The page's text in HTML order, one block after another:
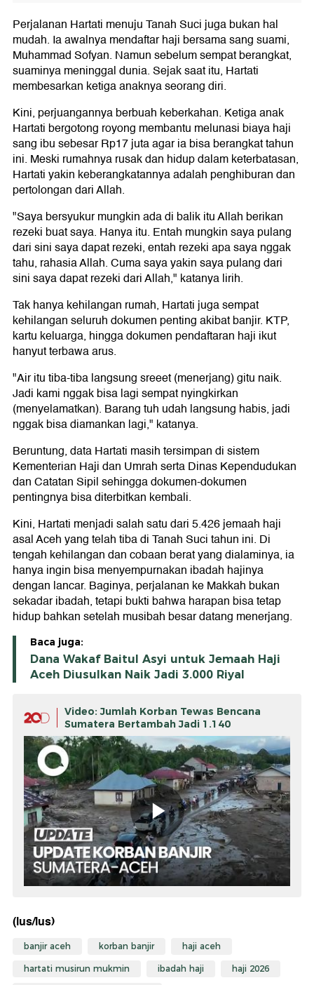
Perjalanan Hartati menuju Tanah Suci juga bukan hal
mudah. Ia awalnya mendaftar haji bersama sang suami,
Muhammad Sofyan. Namun sebelum sempat berangkat,
suaminya meninggal dunia. Sejak saat itu, Hartati
membesarkan ketiga anaknya seorang diri.
Kini, perjuangannya berbuah keberkahan. Ketiga anak
Hartati bergotong royong membantu melunasi biaya haji
sang ibu sebesar Rp17 juta agar ia bisa berangkat tahun
ini. Meski rumahnya rusak dan hidup dalam keterbatasan,
Hartati yakin keberangkatannya adalah penghiburan dan
pertolongan dari Allah.
"Saya bersyukur mungkin ada di balik itu Allah berikan
rezeki buat saya. Hanya itu. Entah mungkin saya pulang
dari sini saya dapat rezeki, entah rezeki apa saya nggak
tahu, rahasia Allah. Cuma saya yakin saya pulang dari
sini saya dapat rezeki dari Allah," katanya lirih.
Tak hanya kehilangan rumah, Hartati juga sempat
kehilangan seluruh dokumen penting akibat banjir. KTP,
kartu keluarga, hingga dokumen pendaftaran haji ikut
hanyut terbawa arus.
"Air itu tiba-tiba langsung sreeet (menerjang) gitu naik.
Jadi kami nggak bisa lagi sempat nyingkirkan
(menyelamatkan). Barang tuh udah langsung habis, jadi
nggak bisa diamankan lagi," katanya.
Beruntung, data Hartati masih tersimpan di sistem
Kementerian Haji dan Umrah serta Dinas Kependudukan
dan Catatan Sipil sehingga dokumen-dokumen
pentingnya bisa diterbitkan kembali.
Kini, Hartati menjadi salah satu dari 5.426 jemaah haji
asal Aceh yang telah tiba di Tanah Suci tahun ini. Di
tengah kehilangan dan cobaan berat yang dialaminya, ia
hanya ingin bisa menyempurnakan ibadah hajinya
dengan lancar. Baginya, perjalanan ke Makkah bukan
sekadar ibadah, tetapi bukti bahwa harapan bisa tetap
hidup bahkan setelah musibah besar datang menerjang.
Baca juga:
Dana Wakaf Baitul Asyi untuk Jemaah Haji
Aceh Diusulkan Naik Jadi 3.000 Riyal
Video: Jumlah Korban Tewas Bencana
Sumatera Bertambah Jadi 1.140
(lus/lus)
banjir aceh korban banjir haji aceh
hartati musirun mukmin ibadah haji haji 2026